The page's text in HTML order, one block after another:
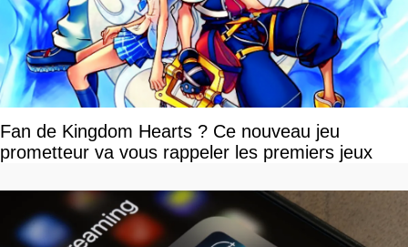
Fan de Kingdom Hearts ? Ce nouveau jeu
prometteur va vous rappeler les premiers jeux